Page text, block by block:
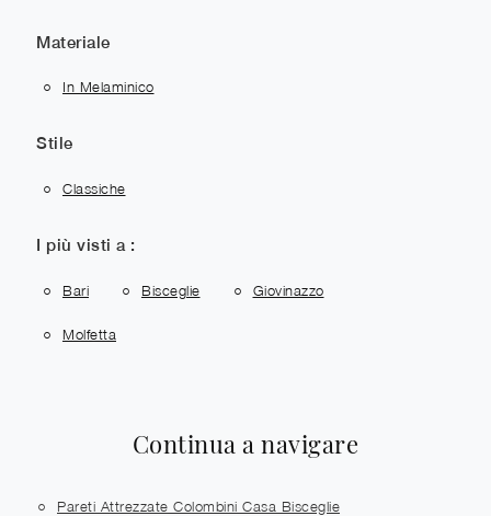
Materiale
In Melaminico
Stile
Classiche
I più visti a :
Bari Bisceglie Giovinazzo
Molfetta
Continua a navigare
Pareti Attrezzate Colombini Casa Bisceglie